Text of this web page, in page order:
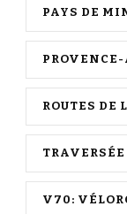
PAYS DE
ROUTES DE
TRAVERSÉE
V70: